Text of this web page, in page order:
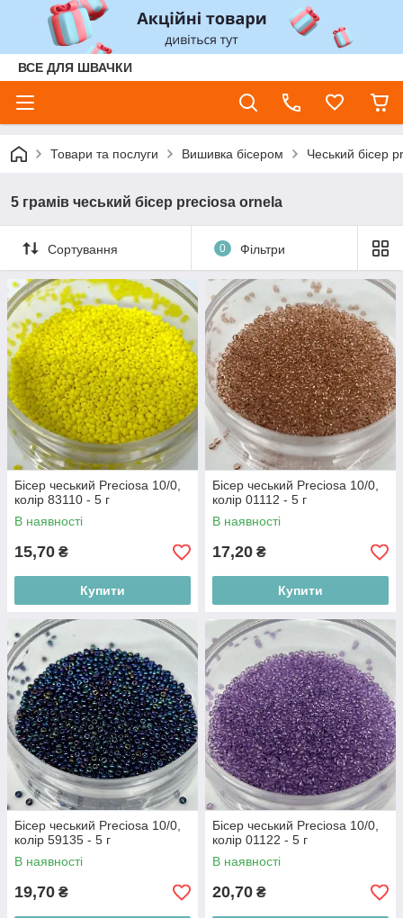
ВСЕ ДЛЯ ШВАЧКИ
Товари та послуги Вишивка бісером Чеський бісер
5 грамів чеський бісер preciosa ornela
Сортування 0 Фільтри
Бісер чеський Preciosa 10/0,
колір 83110 - 5 г
В наявності
15,70 ₴
Купити
Бісер чеський Preciosa 10/0,
колір 01112 - 5 г
В наявності
17,20 ₴
Купити
Бісер чеський Preciosa 10/0,
колір 59135 - 5 г
В наявності
19,70 ₴
Бісер чеський Preciosa 10/0,
колір 01122 - 5 г
В наявності
20,70 ₴